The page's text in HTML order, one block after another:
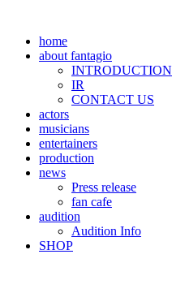
home
about fantagio
INTRODUCTION
IR
CONTACT US
actors
musicians
entertainers
production
news
Press release
fan cafe
audition
Audition Info
SHOP